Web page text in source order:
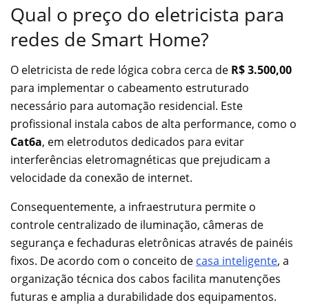
Qual o preço do eletricista para
redes de Smart Home?
O eletricista de rede lógica cobra cerca de R$ 3.500,00
para implementar o cabeamento estruturado
necessário para automação residencial. Este
profissional instala cabos de alta performance, como o
Cat6a, em eletrodutos dedicados para evitar
interferências eletromagnéticas que prejudicam a
velocidade da conexão de internet.
Consequentemente, a infraestrutura permite o
controle centralizado de iluminação, câmeras de
segurança e fechaduras eletrônicas através de painéis
fixos. De acordo com o conceito de casa inteligente, a
organização técnica dos cabos facilita manutenções
futuras e amplia a durabilidade dos equipamentos.